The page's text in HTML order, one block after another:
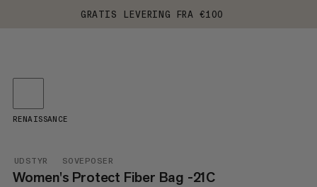
GRATIS LEVERING FRA €100
UDSTYR SOVEPOSER
Women's Protect Fiber Bag -21C
RENAISSANCE